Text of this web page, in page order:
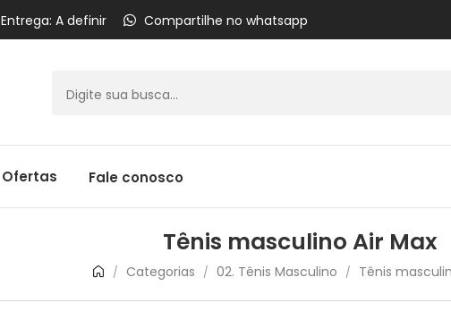
Entrega: A definir Compartilhe no whatsapp
Ofertas Fale conosco
Tênis masculino Air Max
/ Categorias / 02. Tênis Masculino / Tênis